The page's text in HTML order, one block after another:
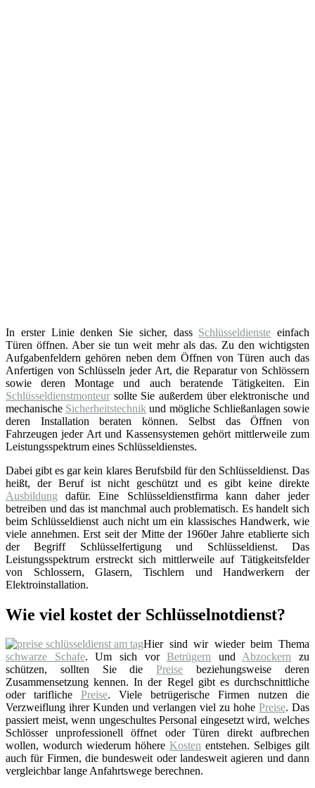
In erster Linie denken Sie sicher, dass Schlüsseldienste einfach
Türen öffnen. Aber sie tun weit mehr als das. Zu den wichtigsten
Aufgabenfeldern gehören neben dem Öffnen von Türen auch das
Anfertigen von Schlüsseln jeder Art, die Reparatur von Schlössern
sowie deren Montage und auch beratende Tätigkeiten. Ein
Schlüsseldienstmonteur sollte Sie außerdem über elektronische und
mechanische Sicherheitstechnik und mögliche Schließanlagen sowie
deren Installation beraten können. Selbst das Öffnen von
Fahrzeugen jeder Art und Kassensystemen gehört mittlerweile zum
Leistungsspektrum eines Schlüsseldienstes.
Dabei gibt es gar kein klares Berufsbild für den Schlüsseldienst. Das
heißt, der Beruf ist nicht geschützt und es gibt keine direkte
Ausbildung dafür. Eine Schlüsseldienstfirma kann daher jeder
betreiben und das ist manchmal auch problematisch. Es handelt sich
beim Schlüsseldienst auch nicht um ein klassisches Handwerk, wie
viele annehmen. Erst seit der Mitte der 1960er Jahre etablierte sich
der Begriff Schlüsselfertigung und Schlüsseldienst. Das
Leistungsspektrum erstreckt sich mittlerweile auf Tätigkeitsfelder
von Schlossern, Glasern, Tischlern und Handwerkern der
Elektroinstallation.
Wie viel kostet der Schlüsselnotdienst?
Hier sind wir wieder beim Thema
schwarze Schafe. Um sich vorBetrügern undAbzockern zu
schützen, sollten Sie diePreise beziehungsweise deren
Zusammensetzung kennen. In der Regel gibt es durchschnittliche
oder tarifliche Preise. Viele betrügerische Firmen nutzen die
Verzweiflung ihrer Kunden und verlangen viel zu hohe Preise. Das
passiert meist, wenn ungeschultes Personal eingesetzt wird, welches
Schlösser unprofessionell öffnet oder Türen direkt aufbrechen
wollen, wodurch wiederum höhere Kosten entstehen. Selbiges gilt
auch für Firmen, die bundesweit oder landesweit agieren und dann
vergleichbar lange Anfahrtswege berechnen.